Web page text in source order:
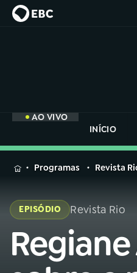
AO VIVO
INÍCIO
MENU
Buscar
na
Rádio
na
Rádio
Programas Revista
EPISÓDIO Revista Rio